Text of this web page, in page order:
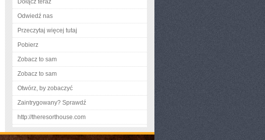
Dołącz teraz
Odwiedź nas
Przeczytaj więcej tutaj
Pobierz
Zobacz to sam
Zobacz to sam
Otwórz, by zobaczyć
Zaintrygowany? Sprawdź
http://theresorthouse.com